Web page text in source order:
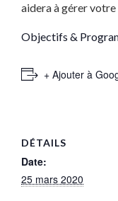
aidera à gérer
Objectifs &
+ Ajouter à
DÉTAILS
Date:
25 mars 2020